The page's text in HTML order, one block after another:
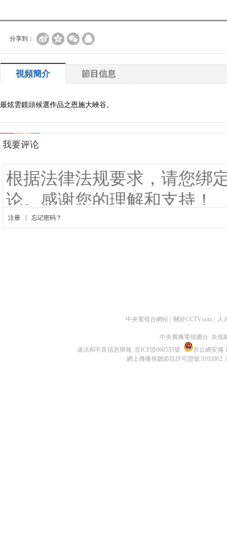
分享到：
視頻簡介 節目信息
最炫雲鏡頭候選作品之恩施大峽谷。
中央電視台網站 關於CCTV.com 人
中央廣播電視總台 央視
違法和不良信息舉報 京ICP證060535號
京公網安備
網上傳播視聽節目許可證號 0102002